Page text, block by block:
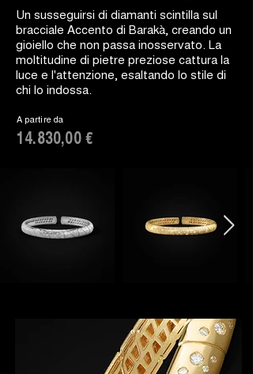
Un susseguirsi di diamanti scintilla sul
bracciale Accento di Barakà, creando un
gioiello che non passa inosservato. La
moltitudine di pietre preziose cattura la
luce e l'attenzione, esaltando lo stile di
chi lo indossa.
A partire da
14.830,00 €